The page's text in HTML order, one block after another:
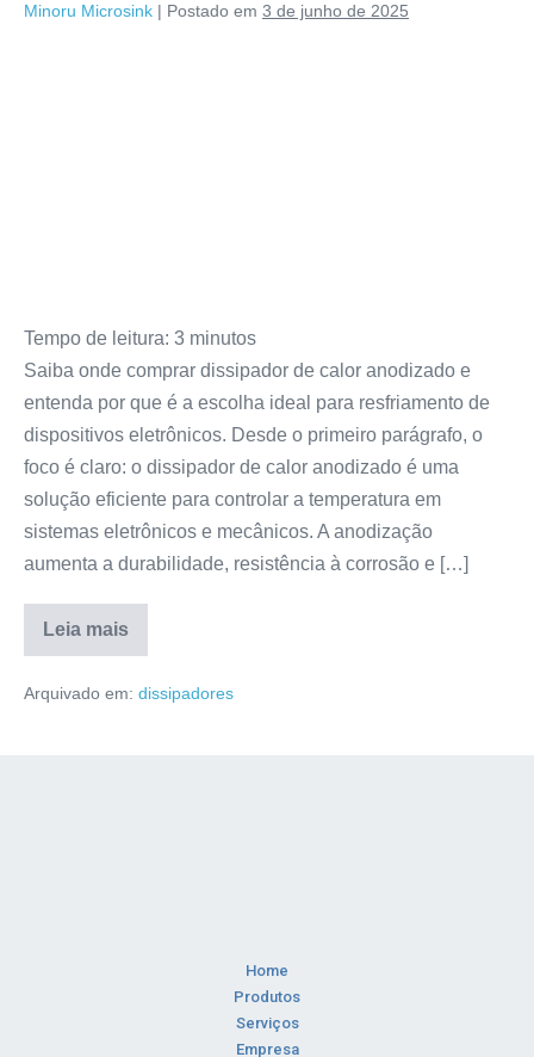
Minoru Microsink | Postado em 3 de junho de 2025
Tempo de leitura: 3 minutos
Saiba onde comprar dissipador de calor anodizado e
entenda por que é a escolha ideal para resfriamento de
dispositivos eletrônicos. Desde o primeiro parágrafo, o
foco é claro: o dissipador de calor anodizado é uma
solução eficiente para controlar a temperatura em
sistemas eletrônicos e mecânicos. A anodização
aumenta a durabilidade, resistência à corrosão e […]
Leia mais
Arquivado em: dissipadores
Home
Produtos
Serviços
Empresa